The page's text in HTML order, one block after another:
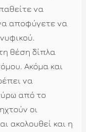
να
αποφύγετε να
θέση δίπλα
Ακόμα και
να
από το
οι
ακολουθεί και η